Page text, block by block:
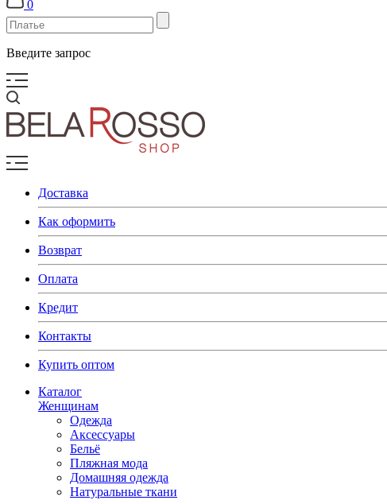
0
Введите запрос
Доставка
Как оформить
Возврат
Оплата
Кредит
Контакты
Купить оптом
Каталог
Женщинам
Одежда
Аксессуары
Бельё
Пляжная мода
Домашняя одежда
Натуральные ткани